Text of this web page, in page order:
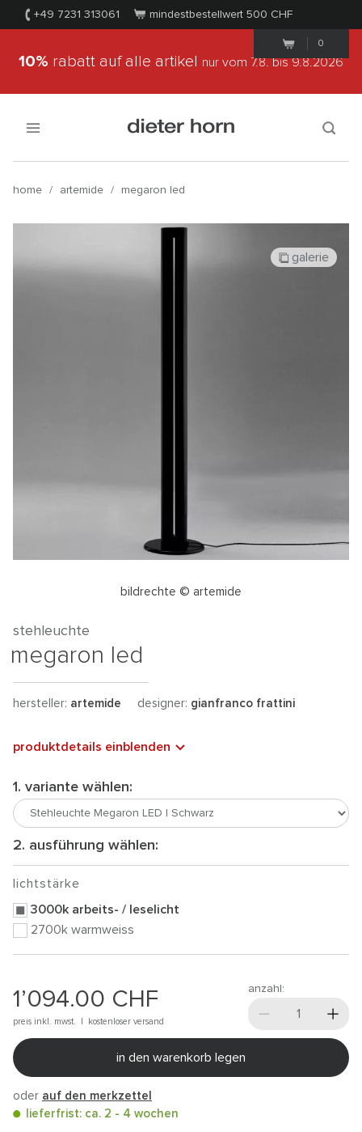
+49 7231 313061 mindestbestellwert 500 CHF
0
10% rabatt auf alle artikel nur vom 7.8.bis 9.8.2026
home / artemide / megaron led
bildrechte © artemide
galerie
stehleuchte
megaron led
hersteller: artemide designer: gianfranco frattini
produktdetails einblenden
1. variante wählen:
2. ausführung wählen:
lichtstärke
3000k arbeits- / leselicht
2700k warmweiss
1’094.00 CHF
preis inkl. mwst. | kostenloser versand
anzahl:
in den warenkorb legen
oder auf den merkzettel
lieferfrist: ca. 2 - 4 wochen